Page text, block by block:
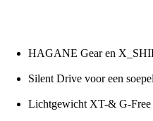
HAGANE Gear en
Silent Drive voor een
Lichtgewicht XT-& G-Free